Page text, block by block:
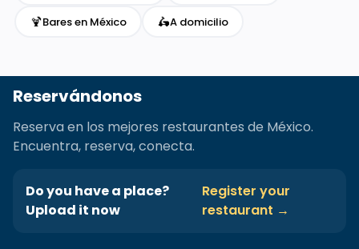
🍹Bares en México 🛵A domicilio
Reservándonos
Reserva en los mejores restaurantes de México.
Encuentra, reserva, conecta.
Do you have a place?
Upload it now
Register your
restaurant →